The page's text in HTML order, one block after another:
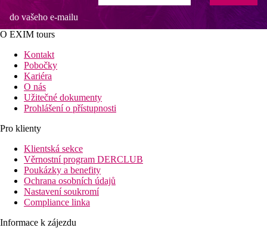
do vašeho e-mailu
O EXIM tours
Kontakt
Pobočky
Kariéra
O nás
Užitečné dokumenty
Prohlášení o přístupnosti
Pro klienty
Klientská sekce
Věrnostní program DERCLUB
Poukázky a benefity
Ochrana osobních údajů
Nastavení soukromí
Compliance linka
Informace k zájezdu